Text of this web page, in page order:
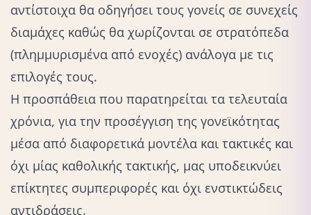
αντίστοιχα θα οδηγήσει τους γονείς σε συνεχείς
διαμάχες καθώς θα χωρίζονται σε στρατόπεδα
(πλημμυρισμένα από ενοχές) ανάλογα με τις
επιλογές τους.
Η προσπάθεια που παρατηρείται τα τελευταία
χρόνια, για την προσέγγιση της γονεϊκότητας
μέσα από διαφορετικά μοντέλα και τακτικές και
όχι μίας καθολικής τακτικής, μας υποδεικνύει
επίκτητες συμπεριφορές και όχι ενστικτώδεις
αντιδράσεις.